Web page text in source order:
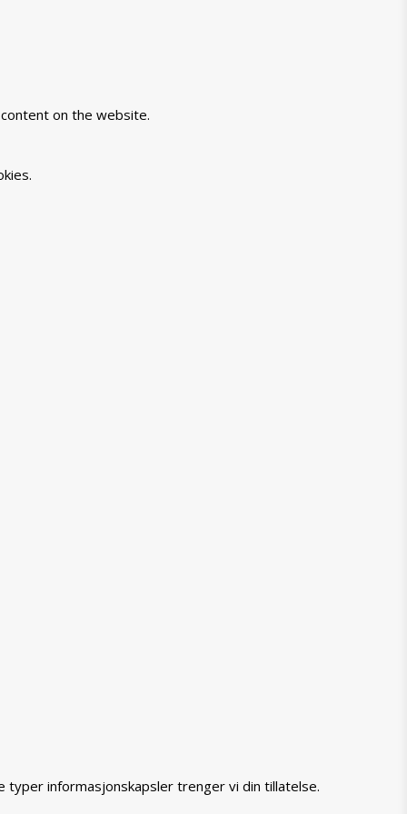
on the website.
informasjonskapsler trenger vi din tillatelse.